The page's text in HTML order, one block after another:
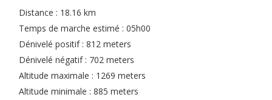
Distance : 18.16 km
Temps de marche estimé : 05h00
Dénivelé positif : 812 meters
Dénivelé négatif : 702 meters
Altitude maximale : 1269 meters
Altitude minimale : 885 meters